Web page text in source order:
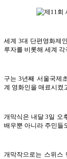
세계 3대 단편영화제
루자를 비롯해 세계
구는 3년째 서울국제
계 영화인을 매료시켰
개막식은 내달 3일 오
배우뿐 아니라 주민들
개막작으로는 스위스